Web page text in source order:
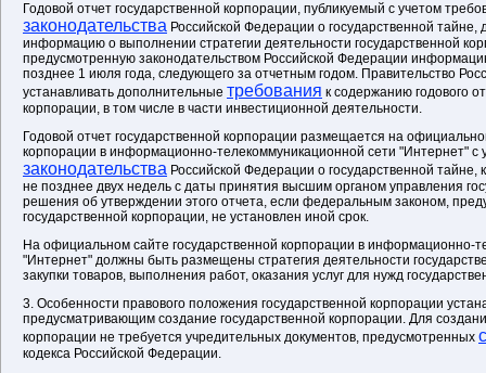
Годовой отчет государственной корпорации, публикуемый с учетом
законодательства Российской Федерации о государственной тайне,
информацию о выполнении стратегии деятельности государственной
предусмотренную законодательством Российской Федерации
позднее 1 июля года, следующего за отчетным годом. Правительство
устанавливать дополнительные требования к содержанию годового
корпорации, в том числе в части инвестиционной деятельности.
Годовой отчет государственной корпорации размещается на
корпорации в информационно-телекоммуникационной сети "Интернет" с
законодательства Российской Федерации о государственной тайне,
не позднее двух недель с даты принятия высшим органом управления
решения об утверждении этого отчета, если федеральным законом,
государственной корпорации, не установлен иной срок.
На официальном сайте государственной корпорации в информационно-
"Интернет" должны быть размещены стратегия деятельности
закупки товаров, выполнения работ, оказания услуг для нужд
3. Особенности правового положения государственной корпорации
предусматривающим создание государственной корпорации. Для
корпорации не требуется учредительных документов, предусмотренных
кодекса Российской Федерации.